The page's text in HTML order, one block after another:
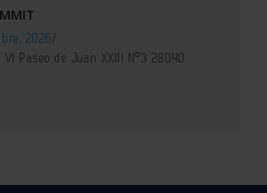
2026/
Paseo de Juan XXIII Nº3 28040